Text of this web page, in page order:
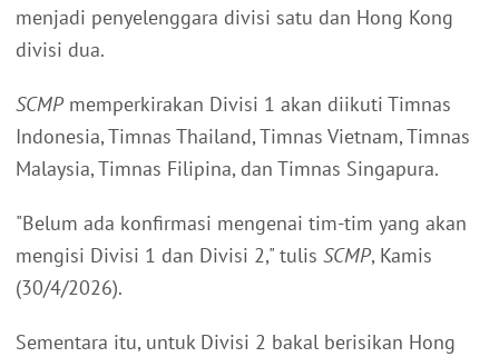
menjadi penyelenggara divisi satu dan Hong Kong
divisi dua.
SCMPmemperkirakan Divisi 1 akan diikuti Timnas
Indonesia, Timnas Thailand, Timnas Vietnam, Timnas
Malaysia, Timnas Filipina, dan Timnas Singapura.
"Belum ada konfirmasi mengenai tim-tim yang akan
mengisi Divisi 1 dan Divisi 2," tulis SCMP, Kamis
(30/4/2026).
Sementara itu, untuk Divisi 2 bakal berisikan Hong